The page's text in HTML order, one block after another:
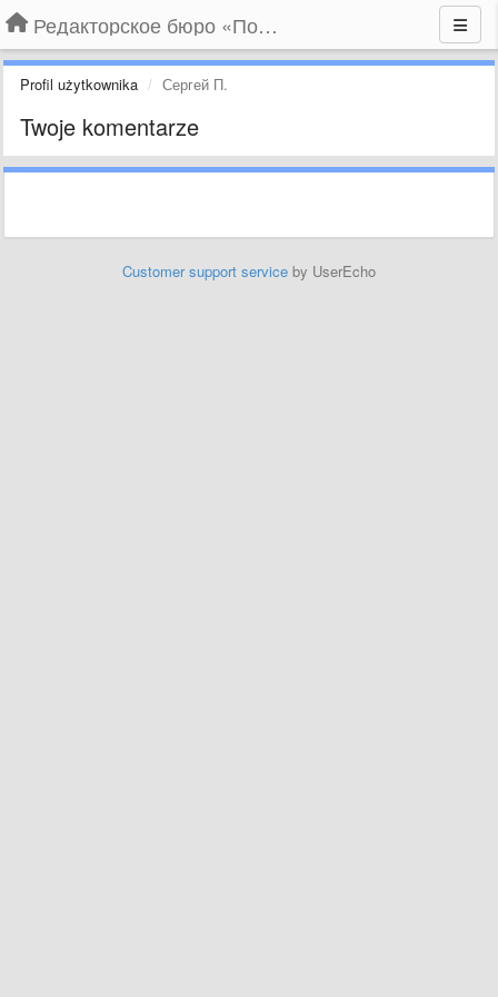
Редакторское бюро «По правилам»
Profil użytkownika Сергей П.
Twoje komentarze
Customer support service by UserEcho